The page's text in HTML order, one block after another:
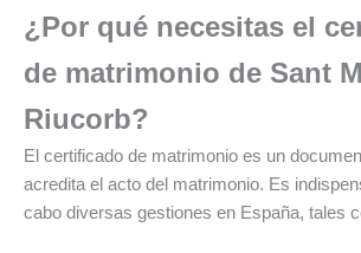
¿Por qué necesitas el
de matrimonio de Sant
Riucorb?
El certificado de matrimonio es un
acredita el acto del matrimonio. Es
cabo diversas gestiones en España, tales